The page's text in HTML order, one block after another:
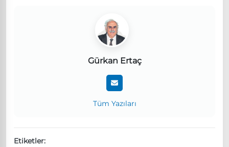
Gürkan Ertaç
Tüm Yazıları
Etiketler: